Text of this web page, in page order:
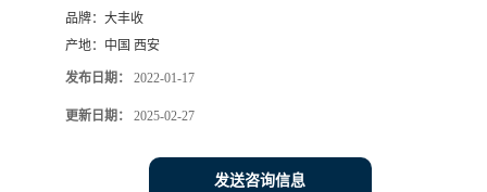
品牌： 大丰收
产地： 中国 西安
发布日期： 2022-01-17
更新日期： 2025-02-27
发送咨询信息